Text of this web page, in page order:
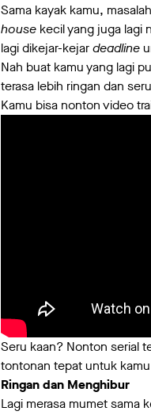
Sama kayak kamu,
house kecil yang juga lagi
lagi dikejar-kejardeadline
Nah buat kamu yang lagi
terasa lebih ringan dan
Kamu bisa nonton video
Seru kaan? Nonton serial
tontonan tepat untuk
Ringan dan Menghibur
Lagi merasa mumet sama